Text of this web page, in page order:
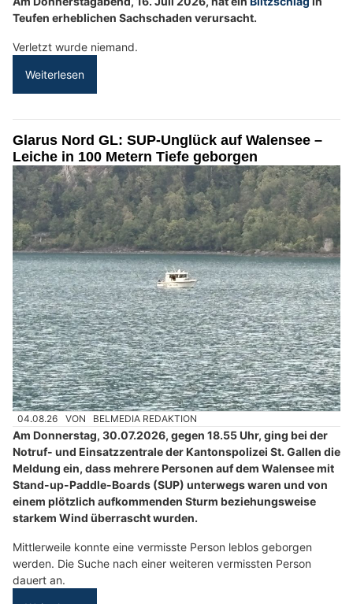
Teufen erheblichen Sachschaden verursacht.
Verletzt wurde niemand.
Weiterlesen
Glarus Nord GL: SUP-Unglück auf Walensee –
Leiche in 100 Metern Tiefe geborgen
04.08.26 VON BELMEDIA REDAKTION
Am Donnerstag, 30.07.2026, gegen 18.55 Uhr, ging bei der
Notruf- und Einsatzzentrale der Kantonspolizei St. Gallen die
Meldung ein, dass mehrere Personen auf dem Walensee mit
Stand-up-Paddle-Boards (SUP) unterwegs waren und von
einem plötzlich aufkommenden Sturm beziehungsweise
starkem Wind überrascht wurden.
Mittlerweile konnte eine vermisste Person leblos geborgen
werden. Die Suche nach einer weiteren vermissten Person
dauert an.